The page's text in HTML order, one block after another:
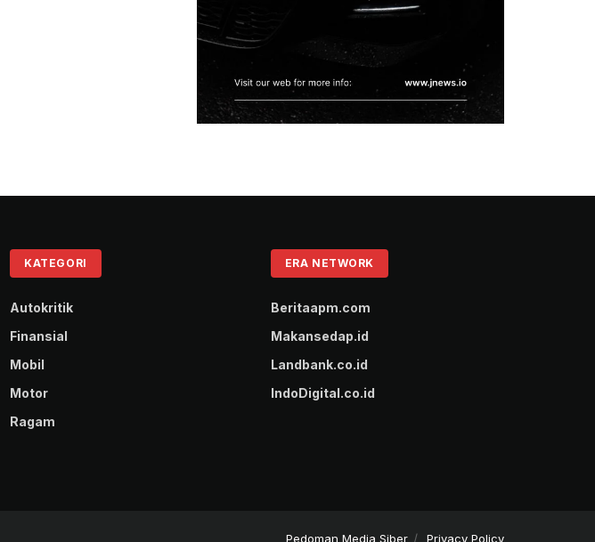
KATEGORI
Autokritik
Finansial
Mobil
Motor
Ragam
ERA NETWORK
Beritaapm.com
Makansedap.id
Landbank.co.id
IndoDigital.co.id
Pedoman Media Siber Privacy Policy